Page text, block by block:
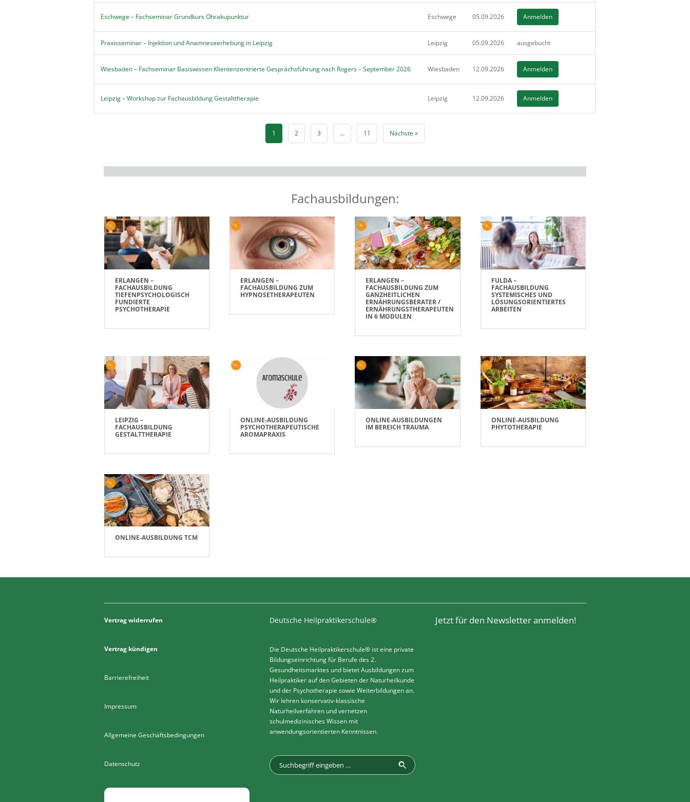
Eschwege – Fachseminar Grundkurs Ohrakupunktur Eschwege 05.09.2026 Anmelden
Praxisseminar – Injektion und Anamneseerhebung in Leipzig Leipzig 05.09.2026 ausgebucht
Wiesbaden – Fachseminar Basiswissen Klientenzentrierte Gesprächsführung nach Rogers – September 2026 Wiesbaden 12.09.2026 Anmelden
Leipzig – Workshop zur Fachausbildung Gestalttherapie Leipzig 12.09.2026 Anmelden
1 2 3 … 11 Nächste »
Fachausbildungen:
ERLANGEN –
FACHAUSBILDUNG
TIEFENPSYCHOLOGISCH
FUNDIERTE
PSYCHOTHERAPIE
ERLANGEN –
FACHAUSBILDUNG ZUM
HYPNOSETHERAPEUTEN
ERLANGEN –
FACHAUSBILDUNG ZUM
GANZHEITLICHEN
ERNÄHRUNGSBERATER /
ERNÄHRUNGSTHERAPEUTEN
IN 6 MODULEN
FULDA –
FACHAUSBILDUNG
SYSTEMISCHES UND
LÖSUNGSORIENTIERTES
ARBEITEN
LEIPZIG –
FACHAUSBILDUNG
GESTALTTHERAPIE
ONLINE-AUSBILDUNG
PSYCHOTHERAPEUTISCHE
AROMAPRAXIS
ONLINE-AUSBILDUNGEN
IM BEREICH TRAUMA
ONLINE-AUSBILDUNG
PHYTOTHERAPIE
ONLINE-AUSBILDUNG TCM
Vertrag widerrufen
Vertrag kündigen
Barrierefreiheit
Impressum
Allgemeine Geschäftsbedingungen
Datenschutz
Deutsche Heilpraktikerschule®
Die Deutsche Heilpraktikerschule® ist eine private
Bildungseinrichtung für Berufe des 2.
Gesundheitsmarktes und bietet Ausbildungen zum
Heilpraktiker auf den Gebieten der Naturheilkunde
und der Psychotherapie sowie Weiterbildungen an.
Wir lehren konservativ-klassische
Naturheilverfahren und vernetzen
schulmedizinisches Wissen mit
anwendungsorientierten Kenntnissen.
Jetzt für den Newsletter anmelden!